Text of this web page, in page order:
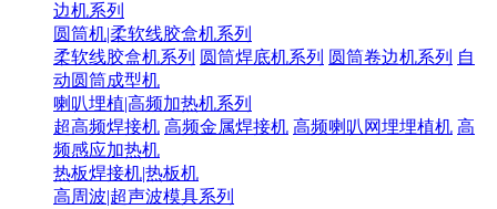
边机系列
圆筒机|柔软线胶盒机系列
柔软线胶盒机系列 圆筒焊底机系列 圆筒卷边机系列 自
动圆筒成型机
喇叭埋植|高频加热机系列
超高频焊接机 高频金属焊接机 高频喇叭网埋埋植机 高
频感应加热机
热板焊接机|热板机
高周波|超声波模具系列